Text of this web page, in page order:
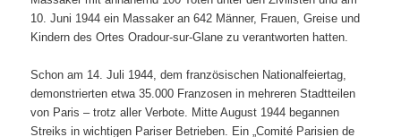
10. Juni 1944 ein Massaker an 642 Männer, Frauen, Greise und
Kindern des Ortes Oradour-sur-Glane zu verantworten hatten.
Schon am 14. Juli 1944, dem französischen Nationalfeiertag,
demonstrierten etwa 35.000 Franzosen in mehreren Stadtteilen
von Paris – trotz aller Verbote. Mitte August 1944 begannen
Streiks in wichtigen Pariser Betrieben. Ein „Comité Parisien de